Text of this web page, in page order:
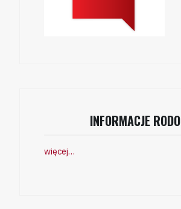
INFORMACJE RODO
więcej…